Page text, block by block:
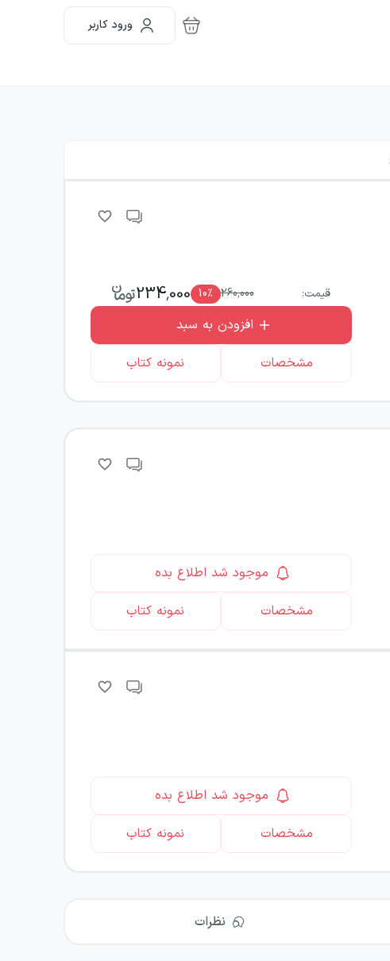
ورود کاربر
قیمت: 260,000
10٪ 234,000
افزودن به سبد
مشخصات
نمونه کتاب
موجود شد اطلاع بده
مشخصات
نمونه کتاب
موجود شد اطلاع بده
مشخصات
نمونه کتاب
نظرات